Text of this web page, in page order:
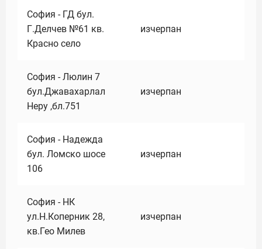
София - ГД бул.
Г.Делчев №61 кв.
Красно село
изчерпан
София - Люлин 7
бул.Джавахарлал
Неру ,бл.751
изчерпан
София - Надежда
бул. Ломско шосе
106
изчерпан
София - НК
ул.Н.Коперник 28,
кв.Гео Милев
изчерпан